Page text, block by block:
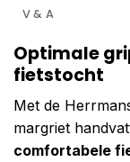
V & A
Optimale
fietstocht
Met de
margriet
comfortabele